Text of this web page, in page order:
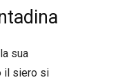
sua
il siero si